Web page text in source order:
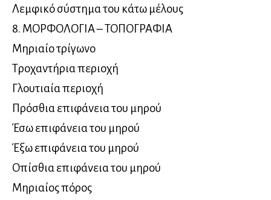
Λεμφικό σύστημα του κάτω μέλους
8. ΜΟΡΦΟΛΟΓΙΑ – ΤΟΠΟΓΡΑΦΙΑ
Μηριαίο τρίγωνο
Τροχαντήρια περιοχή
Γλουτιαία περιοχή
Πρόσθια επιφάνεια του μηρού
Έσω επιφάνεια του μηρού
Έξω επιφάνεια του μηρού
Οπίσθια επιφάνεια του μηρού
Μηριαίος πόρος